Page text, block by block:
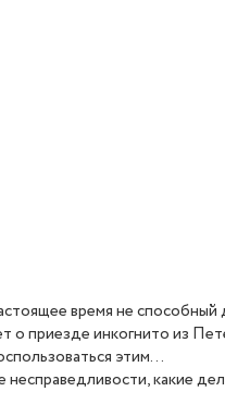
время не
о приезде инкогнито из
этим…
какие